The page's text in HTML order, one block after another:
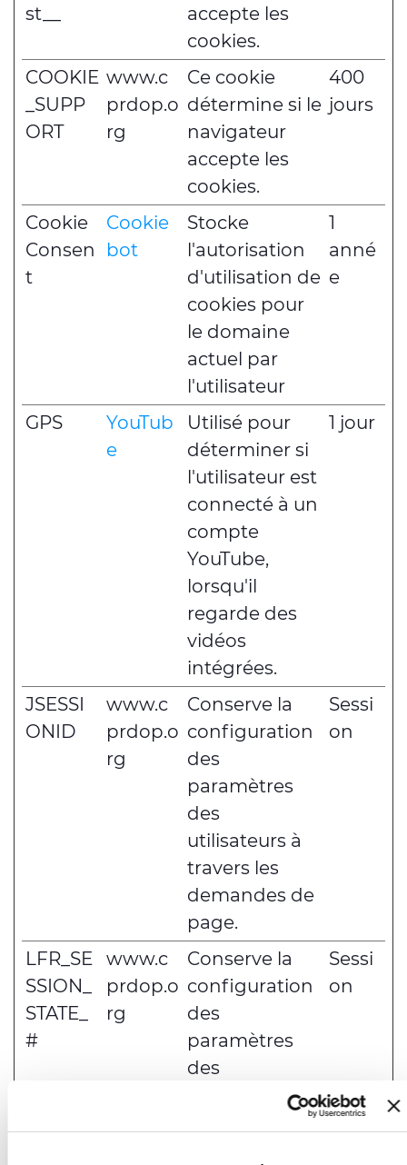
st__
accepte les
cookies.
COOKIE
_SUPP
ORT
www.c
prdop.o
rg
Ce cookie
détermine si le
navigateur
accepte les
cookies.
400
jours
Cookie
Consen
t
Cookie
bot
Stocke
l'autorisation
d'utilisation de
cookies pour
le domaine
actuel par
l'utilisateur
1
anné
e
GPS
YouTub
e
Utilisé pour
déterminer si
l'utilisateur est
connecté à un
compte
YouTube,
lorsqu'il
regarde des
vidéos
intégrées.
1 jour
JSESSI
ONID
www.c
prdop.o
rg
Conserve la
configuration
des
paramètres
des
utilisateurs à
travers les
demandes de
page.
Sessi
on
LFR_SE
SSION_
STATE_
#
www.c
prdop.o
rg
Conserve la
configuration
des
paramètres
des
utilisateurs à
Sessi
on